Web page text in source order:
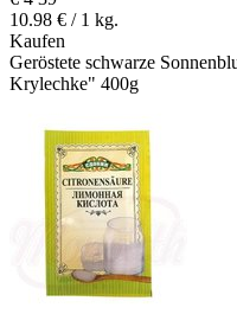
10.98 € / 1 kg.
Kaufen
Geröstete schwarze
Krylechke" 400g